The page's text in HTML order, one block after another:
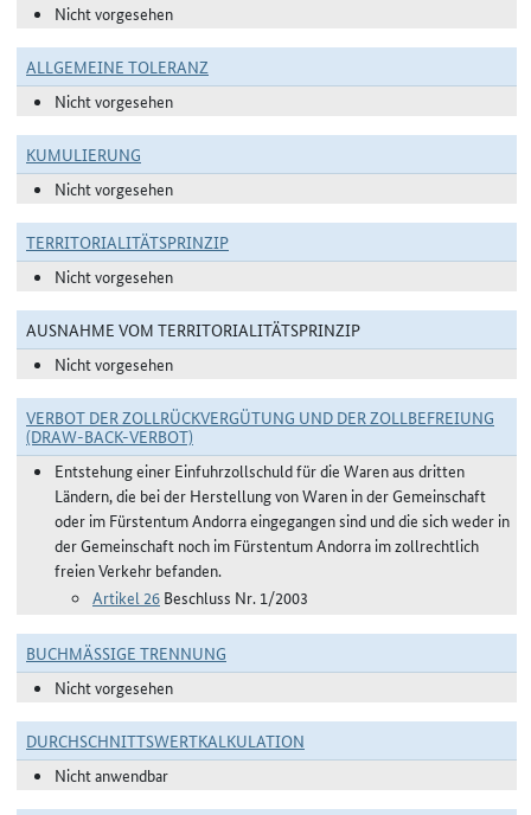
Nicht vorgesehen
ALLGEMEINE TOLERANZ
Nicht vorgesehen
KUMULIERUNG
Nicht vorgesehen
TERRITORIALITÄTSPRINZIP
Nicht vorgesehen
AUSNAHME VOM TERRITORIALITÄTSPRINZIP
Nicht vorgesehen
VERBOT DER ZOLLRÜCKVERGÜTUNG UND DER ZOLLBEFREIUNG
(DRAW-BACK-VERBOT)
Entstehung einer Einfuhrzollschuld für die Waren aus dritten
Ländern, die bei der Herstellung von Waren in der Gemeinschaft
oder im Fürstentum Andorra eingegangen sind und die sich weder in
der Gemeinschaft noch im Fürstentum Andorra im zollrechtlich
freien Verkehr befanden.
Artikel 26 Beschluss Nr. 1/2003
BUCHMÄSSIGE TRENNUNG
Nicht vorgesehen
DURCHSCHNITTSWERTKALKULATION
Nicht anwendbar